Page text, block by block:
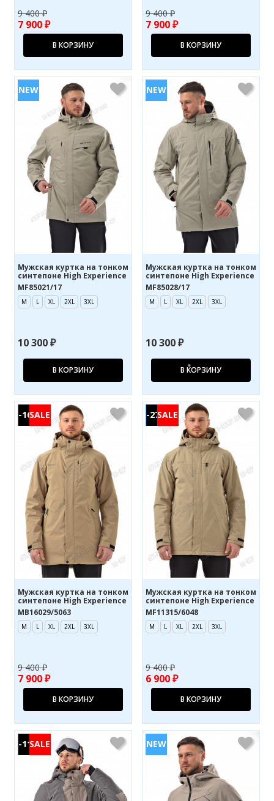
9 400 ₽
7 900 ₽
В КОРЗИНУ
9 400 ₽
7 900 ₽
В КОРЗИНУ
Мужская куртка на тонком
синтепоне High Experience
MF85021/17
M L XL 2XL 3XL
10 300 ₽
В КОРЗИНУ
Мужская куртка на тонком
синтепоне High Experience
MF85028/17
M L XL 2XL 3XL
10 300 ₽
В КОРЗИНУ
-16%
Мужская куртка на тонком
синтепоне High Experience
MB16029/5063
M L XL 2XL 3XL
9 400 ₽
7 900 ₽
В КОРЗИНУ
-27%
Мужская куртка на тонком
синтепоне High Experience
MF11315/6048
M L XL 2XL 3XL
9 400 ₽
6 900 ₽
В КОРЗИНУ
-11%